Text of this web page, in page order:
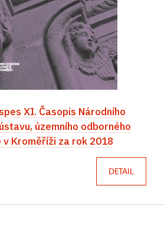
XI. Časopis Národního
územního odborného
Kroměříži za rok 2018
DETAIL